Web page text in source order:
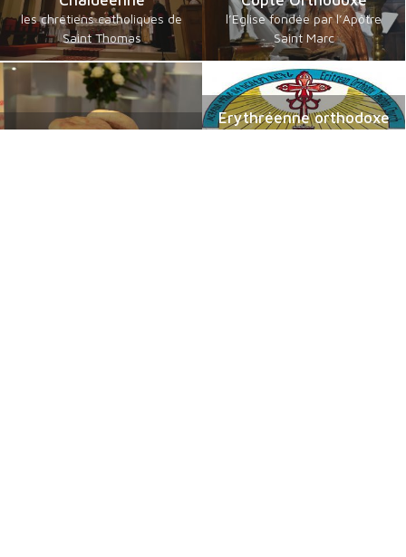
les chrétiens catholiques de
Saint Thomas
l’Eglise fondée par l’Apôtre
Saint Marc
Copte Catholique
Erythréenne orthodoxe